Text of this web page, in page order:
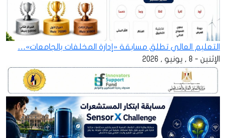
التعليم العالي تطلق مسابقة «إدارة المخلفات بالجامعات»…
الإثنين - 8 , يونيو , 2026